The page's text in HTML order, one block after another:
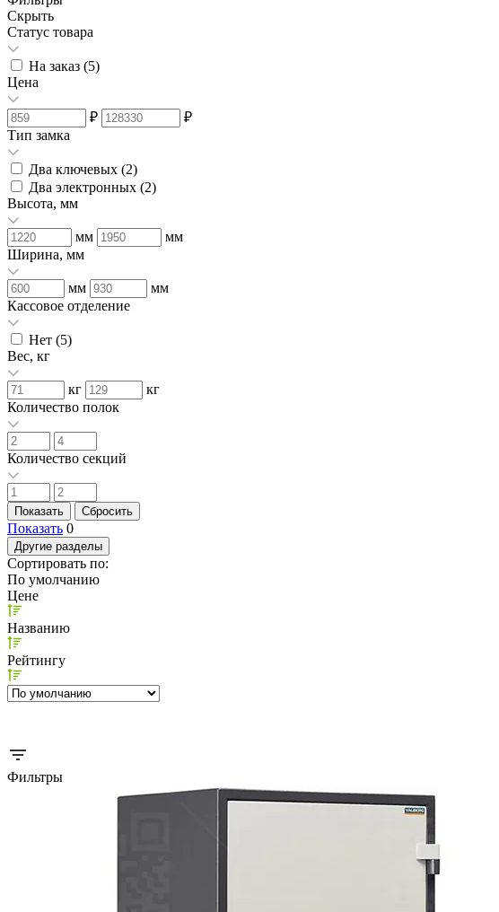
Скрыть
Статус товара
На заказ (5)
Цена
₽
₽
Тип замка
Два ключевых (2)
Два электронных (2)
Высота, мм
мм
мм
Ширина, мм
мм
мм
Кассовое отделение
Нет (5)
Вес, кг
кг
кг
Количество полок
Количество секций
Показать 0
Другие разделы
Сортировать по:
По умолчанию
Цене
Названию
Рейтингу
Фильтры